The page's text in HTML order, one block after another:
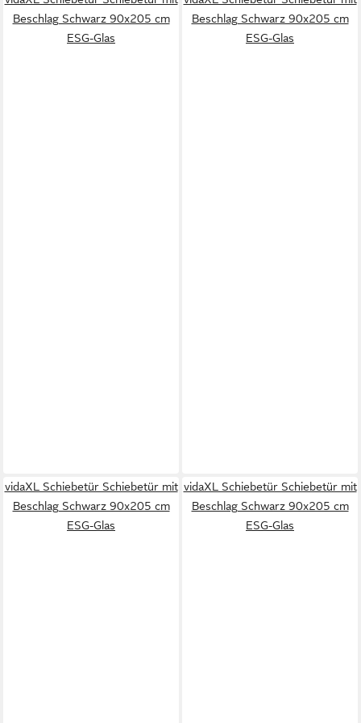
Beschlag Schwarz 90x205 cm
ESG-Glas
Beschlag Schwarz 90x205 cm
ESG-Glas
vidaXL Schiebetür Schiebetür mit
Beschlag Schwarz 90x205 cm
ESG-Glas
vidaXL Schiebetür Schiebetür mit
Beschlag Schwarz 90x205 cm
ESG-Glas